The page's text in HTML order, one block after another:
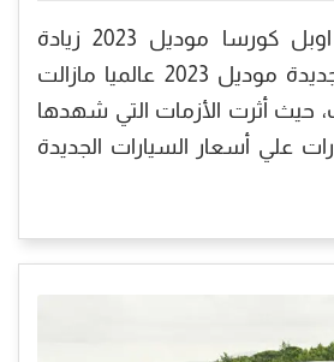
سعر ومواصفات اوبل كورسا موديل 2023 زيادة
أسعار السيارات الجديدة موديل 2023 عالميا مازالت
حيث أثرت الأزمات التي شهدها
علي أسعار السيارات الجديدة